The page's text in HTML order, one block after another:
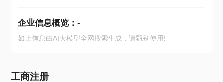
企业信息概览： -
如上信息由AI大模型全网搜索生成，请甄别使用!
工商注册